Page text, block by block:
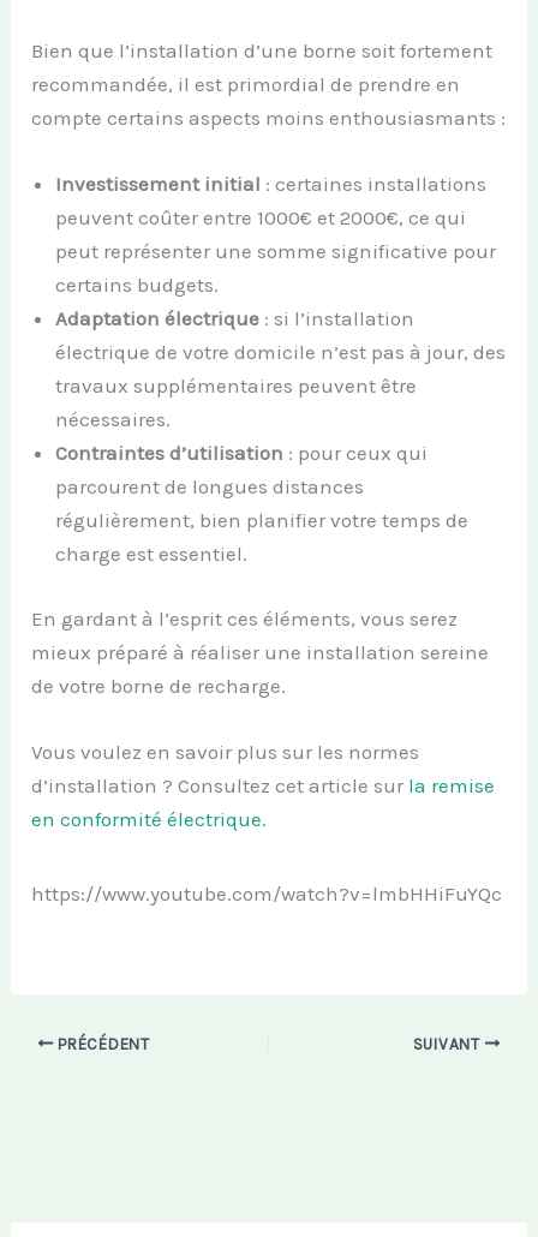
Bien que l’installation d’une borne soit fortement
recommandée, il est primordial de prendre en
compte certains aspects moins enthousiasmants :
Investissement initial : certaines installations
peuvent coûter entre 1000€ et 2000€, ce qui
peut représenter une somme significative pour
certains budgets.
Adaptation électrique : si l’installation
électrique de votre domicile n’est pas à jour, des
travaux supplémentaires peuvent être
nécessaires.
Contraintes d’utilisation : pour ceux qui
parcourent de longues distances
régulièrement, bien planifier votre temps de
charge est essentiel.
En gardant à l’esprit ces éléments, vous serez
mieux préparé à réaliser une installation sereine
de votre borne de recharge.
Vous voulez en savoir plus sur les normes
d’installation ? Consultez cet article sur la remise
en conformité électrique.
https://www.youtube.com/watch?v=lmbHHiFuYQc
PRÉCÉDENT SUIVANT